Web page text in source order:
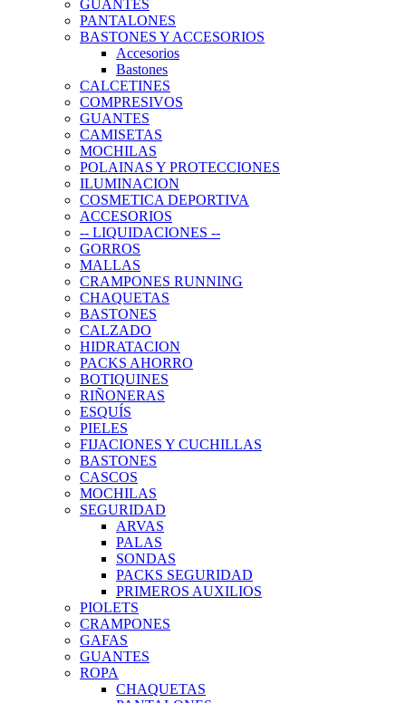
GUANTES
PANTALONES
BASTONES Y ACCESORIOS
Accesorios
Bastones
CALCETINES
COMPRESIVOS
GUANTES
CAMISETAS
MOCHILAS
POLAINAS Y PROTECCIONES
ILUMINACION
COSMETICA DEPORTIVA
ACCESORIOS
-- LIQUIDACIONES --
GORROS
MALLAS
CRAMPONES RUNNING
CHAQUETAS
BASTONES
CALZADO
HIDRATACION
PACKS AHORRO
BOTIQUINES
RIÑONERAS
ESQUÍS
PIELES
FIJACIONES Y CUCHILLAS
BASTONES
CASCOS
MOCHILAS
SEGURIDAD
ARVAS
PALAS
SONDAS
PACKS SEGURIDAD
PRIMEROS AUXILIOS
PIOLETS
CRAMPONES
GAFAS
GUANTES
ROPA
CHAQUETAS